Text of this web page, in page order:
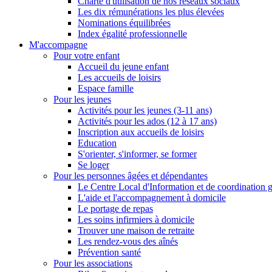
Les dix rémunérations les plus élevées
Nominations équilibrées
Index égalité professionnelle
M'accompagne
Pour votre enfant
Accueil du jeune enfant
Les accueils de loisirs
Espace famille
Pour les jeunes
Activités pour les jeunes (3-11 ans)
Activités pour les ados (12 à 17 ans)
Inscription aux accueils de loisirs
Education
S'orienter, s'informer, se former
Se loger
Pour les personnes âgées et dépendantes
Le Centre Local d'Information et de coordination
L'aide et l'accompagnement à domicile
Le portage de repas
Les soins infirmiers à domicile
Trouver une maison de retraite
Les rendez-vous des aînés
Prévention santé
Pour les associations